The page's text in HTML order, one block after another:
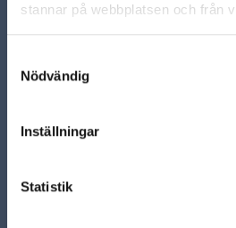
stannar på webbplatsen och från
Nödvändig
Inställningar
Statistik
Kan jag få tillbaka ett förlorat
Hur lång tid får en nummerflytt ta?
ARN beslut